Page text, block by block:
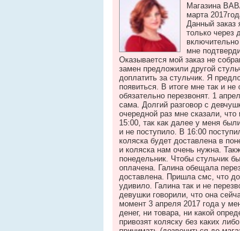
Магазина
марта
Данный заказ
только через
мне
Оказывается мой заказ не
замен предложили другой
доплатить за стульчик. Я
появиться. В итоге мне так и
обязательно перезвонят. 1
сама. Долгий разговор с
очередной раз мне сказали,
15:00, так как далее у меня
и не поступило. В 16:00
коляска будет доставлена в
и коляска нам очень нужна.
понедельник. Чтобы стульчик
оплачена. Галина обещала
доставлена. Пришла смс, что
удивило. Галина так и не
девушки говорили, что она
момент 3 апреля 2017 года у
денег, ни товара, ни какой
привозят коляску без каких